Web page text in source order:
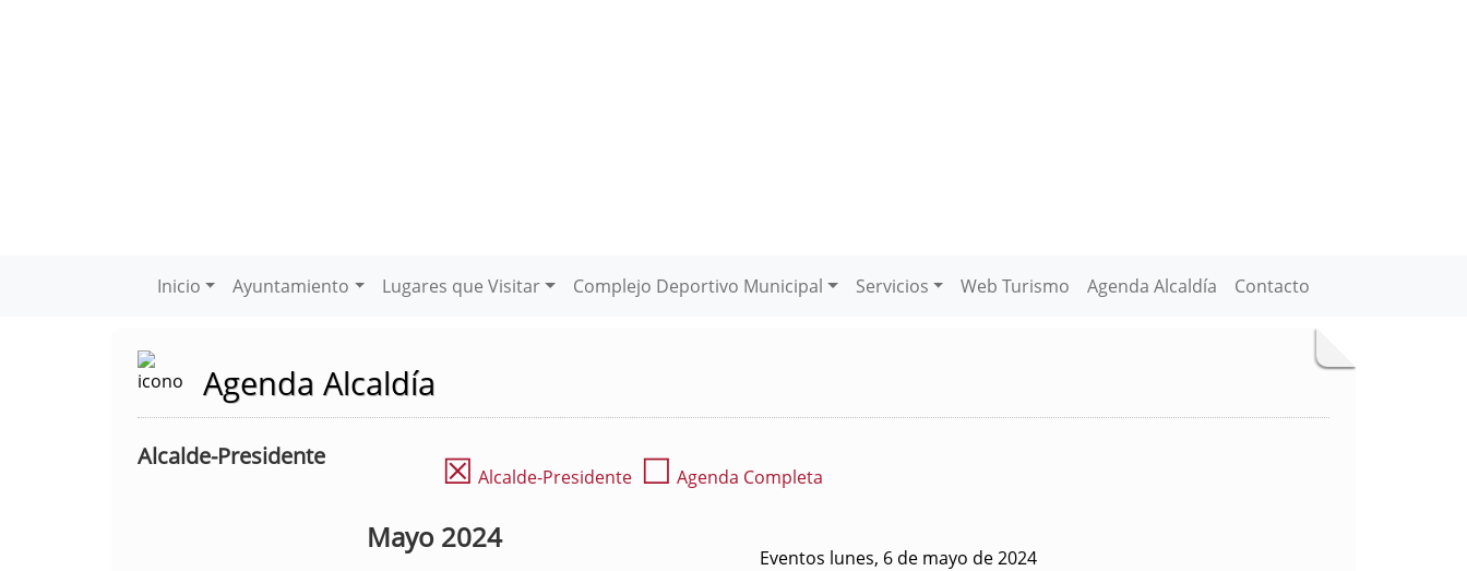
Inicio Ayuntamiento Lugares que Visitar Complejo Deportivo Municipal Servicios Web Turismo Agenda Alcaldía Contacto
Agenda Alcaldía
Alcalde-Presidente ☒ Alcalde-Presidente ☐ Agenda Completa
Mayo 2024
Eventos lunes, 6 de mayo de 2024